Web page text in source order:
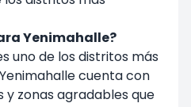
Yenimahalle?
uno de los distritos más
cuenta con
zonas agradables que